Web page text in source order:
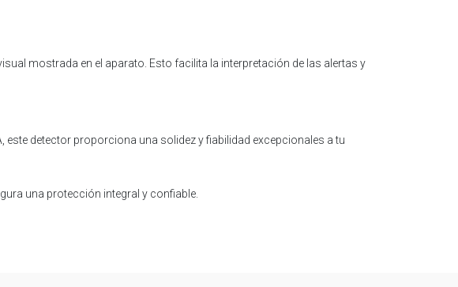
mostrada en el aparato. Esto facilita la interpretación de las alertas y
detector proporciona una solidez y fiabilidad excepcionales a tu
una protección integral y confiable.